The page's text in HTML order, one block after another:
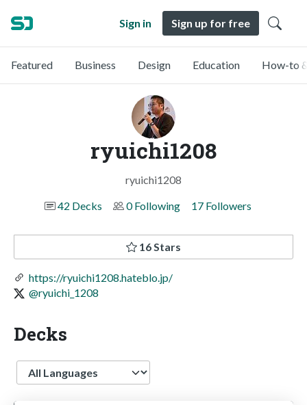
Sign in Sign up for free
Featured Business Design Education How-to
ryuichi1208
ryuichi1208
42 Decks
0 Following 17 Followers
16 Stars
https://ryuichi1208.hateblo.jp/
@ryuichi_1208
Decks
Language